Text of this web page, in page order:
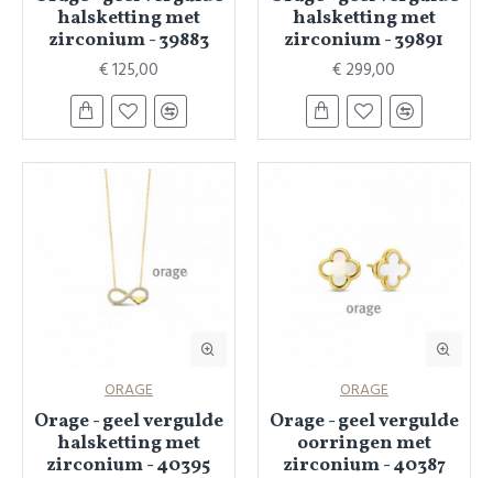
halsketting met
zirconium - 39883
€ 125,00
halsketting met
zirconium - 39891
€ 299,00
ORAGE
Orage - geel vergulde
halsketting met
zirconium - 40395
ORAGE
Orage - geel vergulde
oorringen met
zirconium - 40387